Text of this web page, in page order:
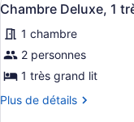
grands
lits
2
lits
toutes
les
photos
pour
ce
type
4
Chambre Deluxe, 1
1 chambre
2 personnes
1 très grand lit
Plus de détails
Plus